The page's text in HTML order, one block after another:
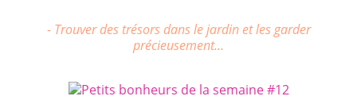
- Trouver des trésors dans le jardin et les garder
précieusement...